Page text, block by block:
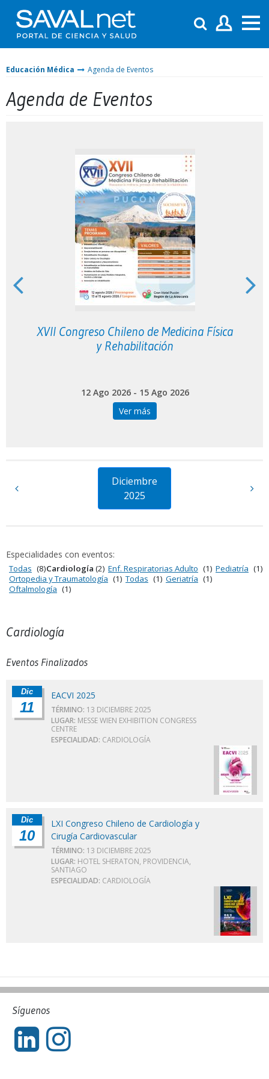
Educación Médica Agenda de Eventos
Agenda de Eventos
XVII Congreso Chileno de Medicina Física
y Rehabilitación
12 Ago 2026 - 15 Ago 2026
Ver más
Diciembre
2025
Especialidades con eventos:
Todas (8)Cardiología (2) Enf. Respiratorias Adulto (1) Pediatría (1)
Ortopedia y Traumatología (1) Todas (1) Geriatría (1)
Oftalmología (1)
Cardiología
Eventos Finalizados
Dic
11
EACVI 2025
TÉRMINO: 13 DICIEMBRE 2025
LUGAR: MESSE WIEN EXHIBITION CONGRESS
CENTRE
ESPECIALIDAD: CARDIOLOGÍA
Dic
10
LXI Congreso Chileno de Cardiología y
Cirugía Cardiovascular
TÉRMINO: 13 DICIEMBRE 2025
LUGAR: HOTEL SHERATON, PROVIDENCIA,
SANTIAGO
ESPECIALIDAD: CARDIOLOGÍA
Síguenos